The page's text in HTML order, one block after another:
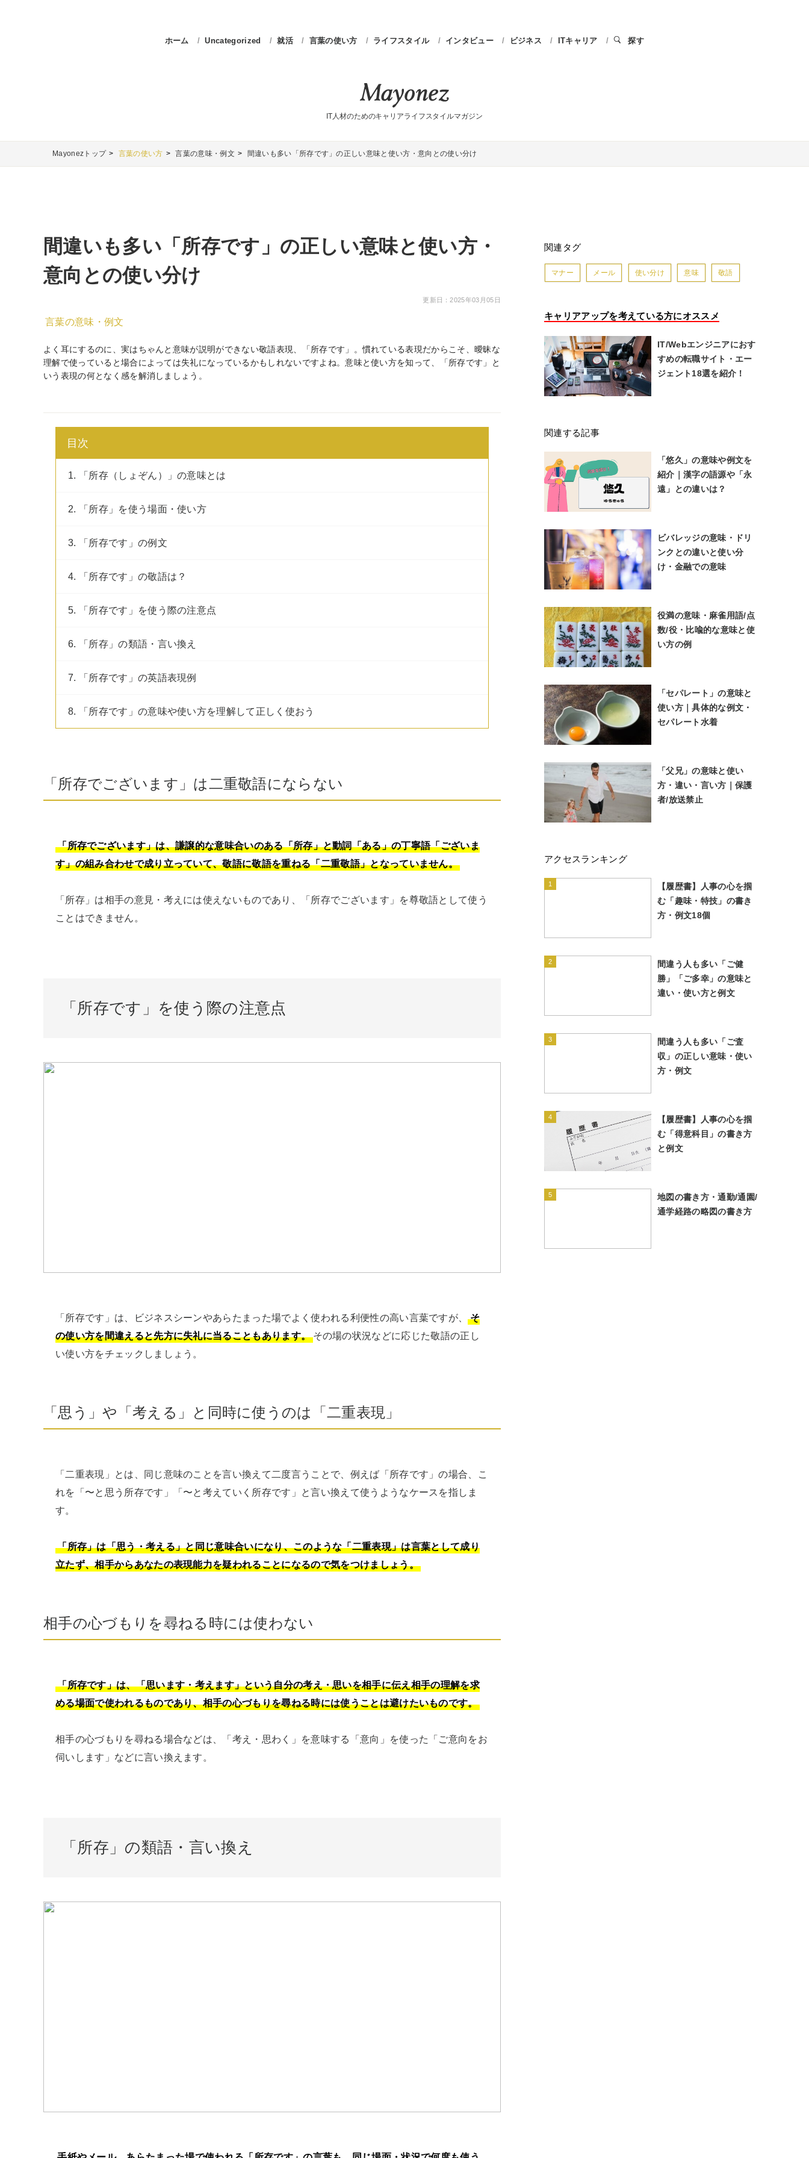
ホーム Uncategorized 就活 言葉の使い方 ライフスタイル インタビュー ビジネス ITキャリア 探す
IT人材のためのキャリアライフスタイルマガジン
Mayonezトップ 言葉の使い方 言葉の意味・例文 間違いも多い「所存です」の正しい意味と使い方・意向との使い分け
間違いも多い「所存です」の正しい意味と使い方・
意向との使い分け
更新日：2025年03月05日
言葉の意味・例文
よく耳にするのに、実はちゃんと意味が説明ができない敬語表現、「所存です」。慣れている表現だからこそ、曖昧な
理解で使っていると場合によっては失礼になっているかもしれないですよね。意味と使い方を知って、「所存です」と
いう表現の何となく感を解消しましょう。
目次
1. 「所存（しょぞん）」の意味とは
2. 「所存」を使う場面・使い方
3. 「所存です」の例文
4. 「所存です」の敬語は？
5. 「所存です」を使う際の注意点
6. 「所存」の類語・言い換え
7. 「所存です」の英語表現例
8. 「所存です」の意味や使い方を理解して正しく使おう
「所存でございます」は二重敬語にならない
「所存でございます」は、謙譲的な意味合いのある「所存」と動詞「ある」の丁寧語「ございま
す」の組み合わせで成り立っていて、敬語に敬語を重ねる「二重敬語」となっていません。
「所存」は相手の意見・考えには使えないものであり、「所存でございます」を尊敬語として使う
ことはできません。
「所存です」を使う際の注意点
「所存です」は、ビジネスシーンやあらたまった場でよく使われる利便性の高い言葉ですが、そ
の使い方を間違えると先方に失礼に当ることもあります。その場の状況などに応じた敬語の正し
い使い方をチェックしましょう。
「思う」や「考える」と同時に使うのは「二重表現」
「二重表現」とは、同じ意味のことを言い換えて二度言うことで、例えば「所存です」の場合、こ
れを「〜と思う所存です」「〜と考えていく所存です」と言い換えて使うようなケースを指しま
す。
「所存」は「思う・考える」と同じ意味合いになり、このような「二重表現」は言葉として成り
立たず、相手からあなたの表現能力を疑われることになるので気をつけましょう。
相手の心づもりを尋ねる時には使わない
「所存です」は、「思います・考えます」という自分の考え・思いを相手に伝え相手の理解を求
める場面で使われるものであり、相手の心づもりを尋ねる時には使うことは避けたいものです。
相手の心づもりを尋ねる場合などは、「考え・思わく」を意味する「意向」を使った「ご意向をお
伺いします」などに言い換えます。
「所存」の類語・言い換え
関連タグ
マナー メール 使い分け 意味 敬語
キャリアアップを考えている方にオススメ
IT/Webエンジニアにおす
すめの転職サイト・エー
ジェント18選を紹介！
関連する記事
「悠久」の意味や例文を
紹介｜漢字の語源や「永
遠」との違いは？
ビバレッジの意味・ドリ
ンクとの違いと使い分
け・金融での意味
役満の意味・麻雀用語/点
数/役・比喩的な意味と使
い方の例
「セパレート」の意味と
使い方｜具体的な例文・
セパレート水着
「父兄」の意味と使い
方・違い・言い方｜保護
者/放送禁止
アクセスランキング
1
【履歴書】人事の心を掴
む「趣味・特技」の書き
方・例文18個
2
間違う人も多い「ご健
勝」「ご多幸」の意味と
違い・使い方と例文
3
間違う人も多い「ご査
収」の正しい意味・使い
方・例文
4
【履歴書】人事の心を掴
む「得意科目」の書き方
と例文
5
地図の書き方・通勤/通園/
通学経路の略図の書き方